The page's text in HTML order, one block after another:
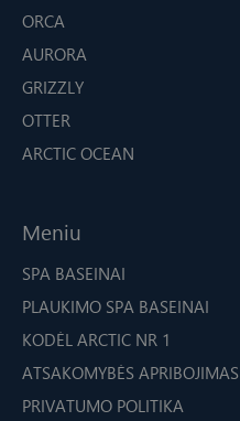
ORCA
AURORA
GRIZZLY
OTTER
ARCTIC OCEAN
Meniu
SPA BASEINAI
PLAUKIMO SPA BASEINAI
KODĖL ARCTIC NR 1
ATSAKOMYBĖS APRIBOJIMAS
PRIVATUMO POLITIKA